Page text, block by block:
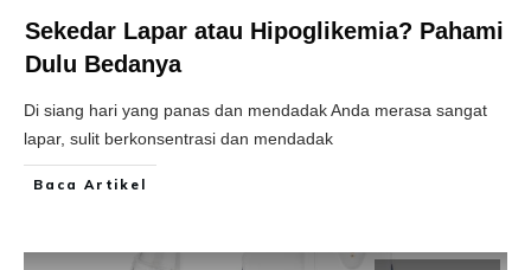
Sekedar Lapar atau Hipoglikemia? Pahami
Dulu Bedanya
Di siang hari yang panas dan mendadak Anda merasa sangat
lapar, sulit berkonsentrasi dan mendadak
Baca Artikel